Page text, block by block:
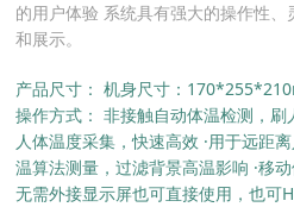
的用户体验 系统具有强大的操作性
和展示。
产品尺寸： 机身尺寸：
操作方式： 非接触自动体温检测，
人体温度采集，快速高效 ·用于远距
温算法测量，过滤背景高温影响 ·移
无需外接显示屏也可直接使用，也可